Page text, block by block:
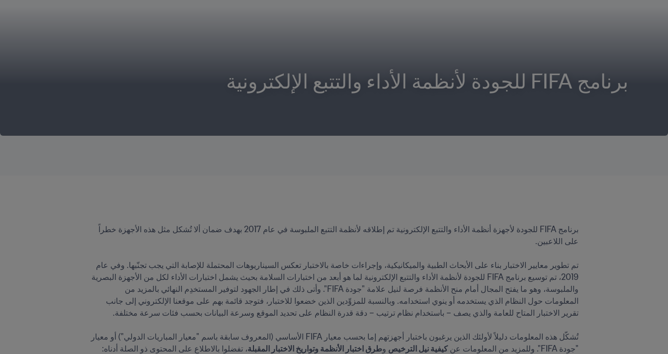
برنامج FIFA للجودة لأنظمة الأداء والتتبع الإلكترونية
"جودة FIFA". وللمزيد من المعلومات عن
كيفية نيل الترخيص وطرق اختبار الأنظمة وتواريخ الاختبار المقبلة، تفضلوا بالاطلاع على المحتوى ذو الصلة أدناه: